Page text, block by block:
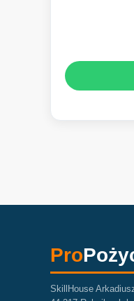
Pro
SkillHouse